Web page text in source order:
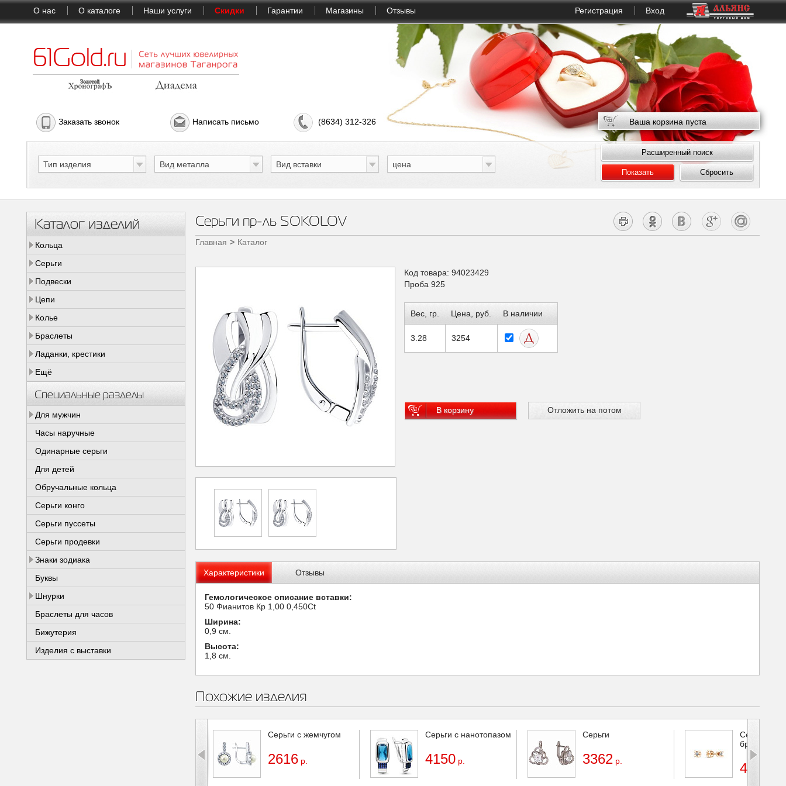
О нас О каталоге Наши услуги Скидки Гарантии Магазины Отзывы Регистрация Вход
Заказать звонок Написать письмо (8634) 312-326 Ваша корзина пуста
Тип изделия Вид металла Вид вставки цена
Расширенный поиск
Показать Сбросить
Каталог изделий
Кольца
Серьги
Подвески
Цепи
Колье
Браслеты
Ладанки, крестики
Ещё
Специальные разделы
Для мужчин
Часы наручные
Одинарные серьги
Для детей
Обручальные кольца
Серьги конго
Серьги пуссеты
Серьги продевки
Знаки зодиака
Буквы
Шнурки
Браслеты для часов
Бижутерия
Изделия с выставки
Серьги пр-ль SOKOLOV
Главная Каталог
Код товара: 94023429
Проба 925
Вес, гр. Цена, руб. В наличии
3.28 3254
В корзину Отложить на потом
Характеристики Отзывы
Гемологическое описание вставки:
50 Фианитов Кр 1,00 0,450Ct
Ширина:
0,9 см.
Высота:
1,8 см.
Похожие изделия
Серьги с жемчугом
2616 р.
Серьги с нанотопазом
4150 р.
Серьги
3362 р.
Серьги с
47103